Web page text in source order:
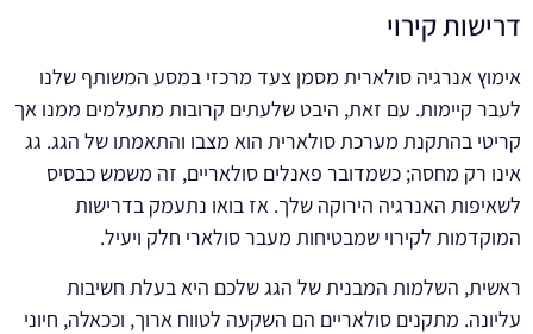
דרישות קירוי
אימוץ אנרגיה סולארית מסמן צעד מרכזי במסע המשותף שלנו
לעבר קיימות. עם זאת, היבט שלעתים קרובות מתעלמים ממנו אך
קריטי בהתקנת מערכת סולארית הוא מצבו והתאמתו של הגג. גג
אינו רק מחסה; כשמדובר פאנלים סולאריים, זה משמש כבסיס
לשאיפות האנרגיה הירוקה שלך. אז בואו נתעמק בדרישות
המוקדמות לקירוי שמבטיחות מעבר סולארי חלק ויעיל.
ראשית, השלמות המבנית של הגג שלכם היא בעלת חשיבות
עליונה. מתקנים סולאריים הם השקעה לטווח ארוך, וככאלה, חיוני